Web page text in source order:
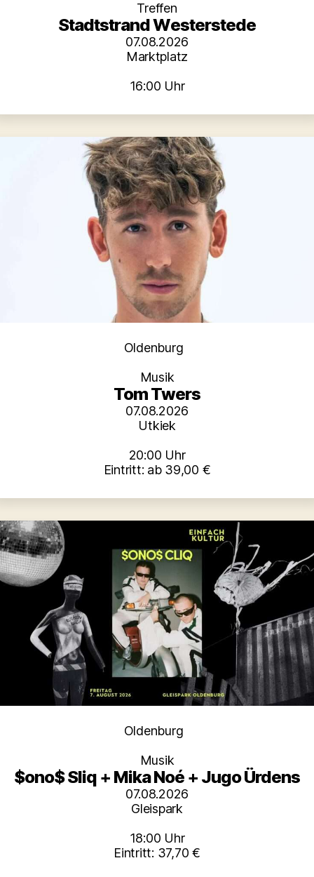
Treffen
Stadtstrand Westerstede
07.08.2026
Marktplatz
16:00 Uhr
Kategorien
Oldenburg
Musik
Tom Twers
07.08.2026
Utkiek
20:00 Uhr
Eintritt: ab 39,00 €
Kategorien
Oldenburg
Musik
$ono$ Sliq + Mika Noé + Jugo Ürdens
07.08.2026
Gleispark
18:00 Uhr
Eintritt: 37,70 €